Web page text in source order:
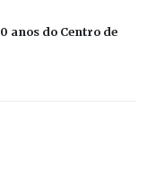
anos do Centro de